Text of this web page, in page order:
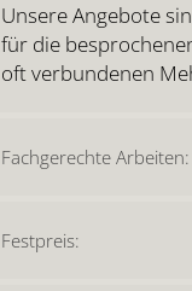
Unsere Angebote
für die
oft verbundenen
Fachgerechte Arbeiten:
Festpreis: